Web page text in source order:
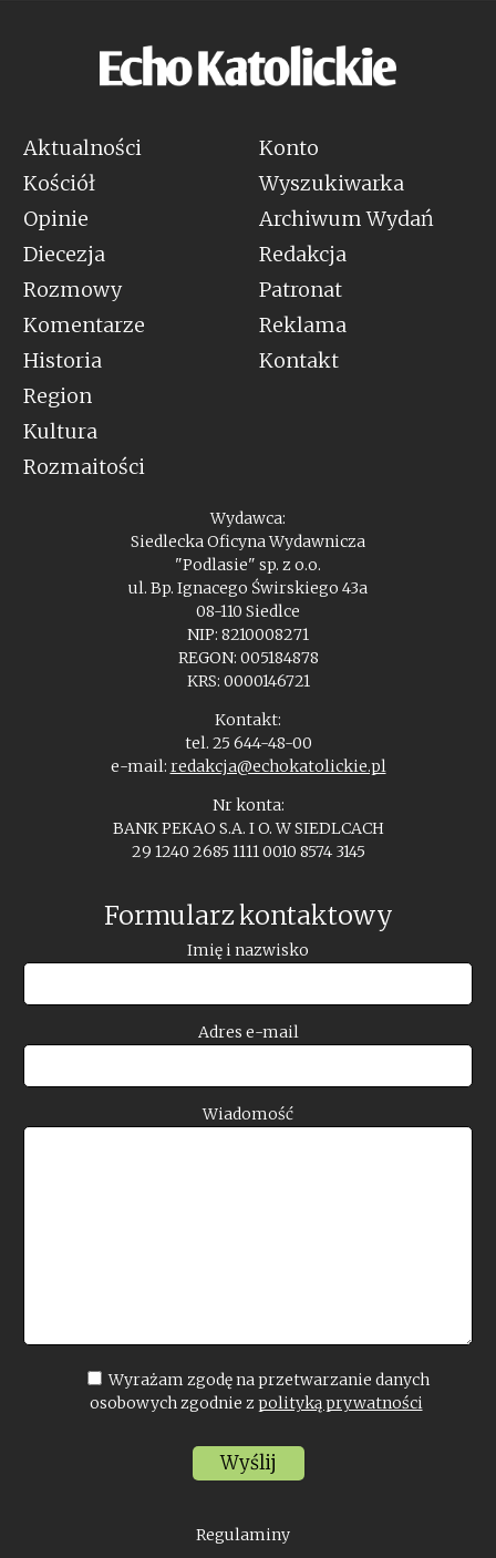
Aktualności
Kościół
Opinie
Diecezja
Rozmowy
Komentarze
Historia
Region
Kultura
Rozmaitości
Konto
Wyszukiwarka
Archiwum Wydań
Redakcja
Patronat
Reklama
Kontakt
Wydawca:
Siedlecka Oficyna Wydawnicza
"Podlasie" sp. z o.o.
ul. Bp. Ignacego Świrskiego 43a
08-110 Siedlce
NIP: 8210008271
REGON: 005184878
KRS: 0000146721
Kontakt:
tel. 25 644-48-00
e-mail: redakcja@echokatolickie.pl
Nr konta:
BANK PEKAO S.A. I O. W SIEDLCACH
29 1240 2685 1111 0010 8574 3145
Formularz kontaktowy
Imię i nazwisko
Adres e-mail
Wiadomość
Wyrażam zgodę na przetwarzanie danych
osobowych zgodnie z polityką prywatności
Regulaminy